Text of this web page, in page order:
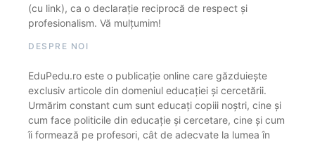
(cu link), ca o declarație reciprocă de respect și
profesionalism. Vă mulțumim!
DESPRE NOI
EduPedu.ro este o publicație online care găzduiește
exclusiv articole din domeniul educației și cercetării.
Urmărim constant cum sunt educați copiii noștri, cine și
cum face politicile din educație și cercetare, cine și cum
îi formează pe profesori, cât de adecvate la lumea în